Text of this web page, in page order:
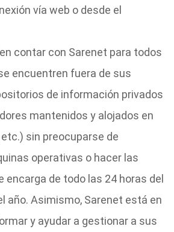
vía web o desde el
contar con Sarenet para todos
encuentren fuera de sus
de información privados
mantenidos y alojados en
sin preocuparse de
operativas o hacer las
encarga de todo las 24 horas del
año. Asimismo, Sarenet está en
y ayudar a gestionar a sus